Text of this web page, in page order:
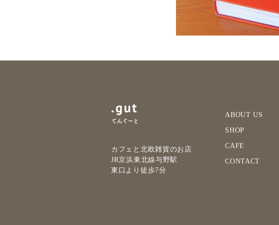
カフェと北欧雑貨のお店
JR京浜東北線与野駅
東口より徒歩7分
ABOUT US
SHOP
CAFE
CONTACT